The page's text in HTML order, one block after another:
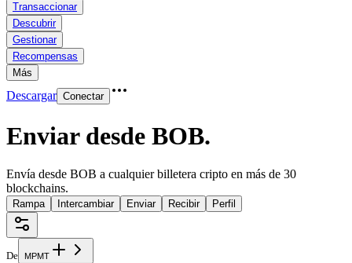
Transaccionar
Descubrir
Gestionar
Recompensas
Más
Descargar Conectar
Enviar desde BOB.
Envía desde BOB a cualquier billetera cripto en más de 30
blockchains.
Rampa Intercambiar Enviar Recibir Perfil
De MPMT